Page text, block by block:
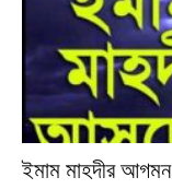
ইমাম মাহদীর আগমন